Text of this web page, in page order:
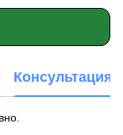
Консультация